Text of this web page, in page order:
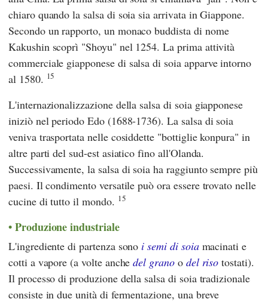
chiaro quando la salsa di soia sia arrivata in Giappone.
Secondo un rapporto, un monaco buddista di nome
Kakushin scoprì "Shoyu" nel 1254. La prima attività
commerciale giapponese di salsa di soia apparve intorno
al 1580. 15
L'internazionalizzazione della salsa di soia giapponese
iniziò nel periodo Edo (1688-1736). La salsa di soia
veniva trasportata nelle cosiddette "bottiglie konpura" in
altre parti del sud-est asiatico fino all'Olanda.
Successivamente, la salsa di soia ha raggiunto sempre più
paesi. Il condimento versatile può ora essere trovato nelle
cucine di tutto il mondo. 15
Produzione industriale
L'ingrediente di partenza sono i semi di soiamacinati e
cotti a vapore (a volte anchedel granoo del riso tostati).
Il processo di produzione della salsa di soia tradizionale
consiste in due unità di fermentazione, una breve